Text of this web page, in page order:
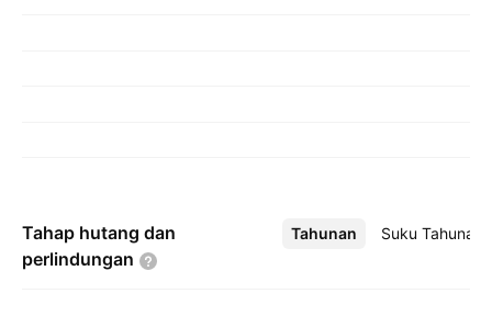
Tahap hutang dan
perlindungan
Tahunan Suku Tahunan
Lebih